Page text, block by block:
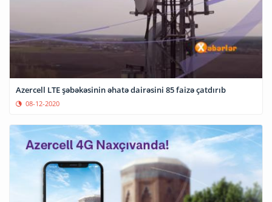
Azercell LTE şəbəkəsinin əhatə dairəsini 85 faizə çatdırıb
08-12-2020